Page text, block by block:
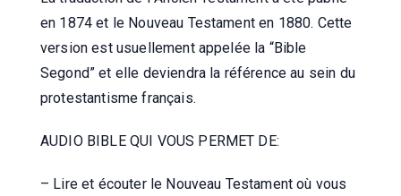
en 1874 et le Nouveau Testament en 1880. Cette
version est usuellement appelée la “Bible
Segond” et elle deviendra la référence au sein du
protestantisme français.
AUDIO BIBLE QUI VOUS PERMET DE:
– Lire et écouter le Nouveau Testament où vous